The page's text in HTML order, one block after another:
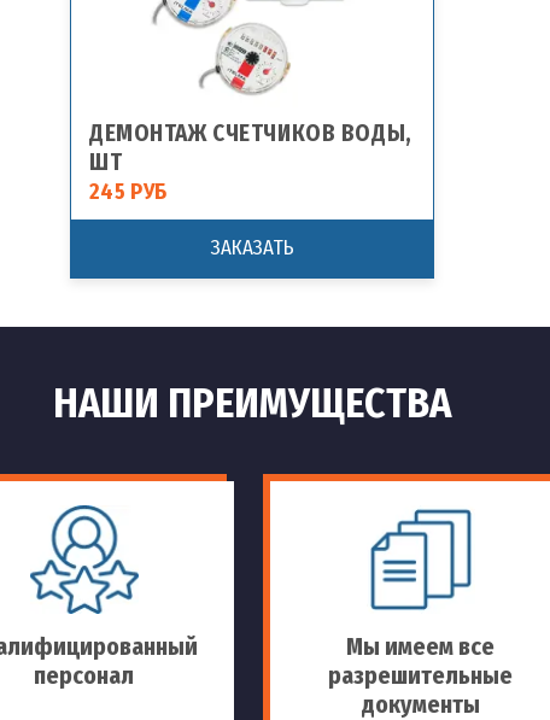
ДЕМОНТАЖ СЧЕТЧИКОВ ВОДЫ,
ШТ
245 РУБ
ЗАКАЗАТЬ
НАШИ ПРЕИМУЩЕСТВА
персонал
Мы имеем все
разрешительные
документы